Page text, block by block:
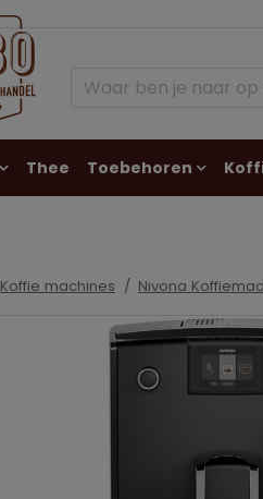
Thee Toebehoren
Koffie machines Nivona